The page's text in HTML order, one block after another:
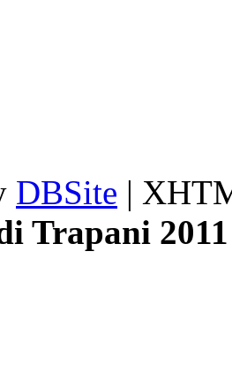
DBSite |
Trapani 2011